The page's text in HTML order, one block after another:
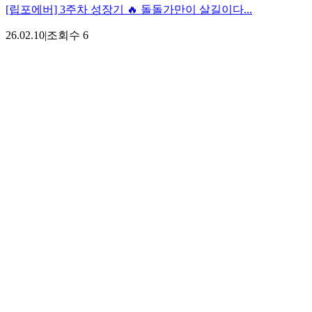
[립포에버] 3주차 성장기 🔥 돌돌가만이 살길이다...
26.02.10|조회수 6